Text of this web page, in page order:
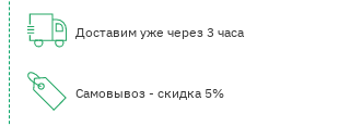
Доставим уже через 3 часа
Самовывоз - скидка 5%